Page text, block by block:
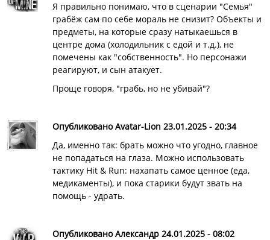
Я правильно понимаю, что в сценарии "Семья"
грабёж сам по себе мораль не снизит? Объекты и
предметы, на которые сразу натыкаешься в
центре дома (холодильник с едой и т.д.), не
помечены как "собственность". Но персонажи
реагируют, и сын атакует.
Проще говоря, "грабь, но не убивай"?
Опубликовано Avatar-Lion 23.01.2025 - 20:34
Да, именно так: брать можно что угодно, главное
не попадаться на глаза. Можно использовать
тактику Hit & Run: нахапать самое ценное (еда,
медикаменты), и пока старики будут звать на
помощь - удрать.
Опубликовано Александр 24.01.2025 - 08:02